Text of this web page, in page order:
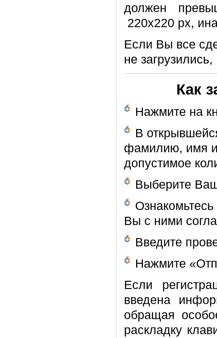
должен
220х220 px,
Если Вы все
не
Как
Нажмите на
В
фамилию, имя и
допустимое
Выберите
Вы с ними
Введите
Нажмите
Если
введена
обращая
раскладку